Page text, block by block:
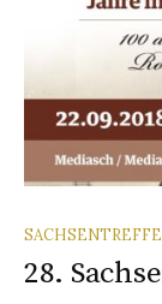
28.